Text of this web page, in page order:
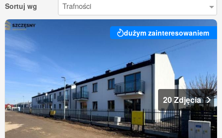
Sortuj wg
dużym zainteresowaniem
20 Zdjęcia